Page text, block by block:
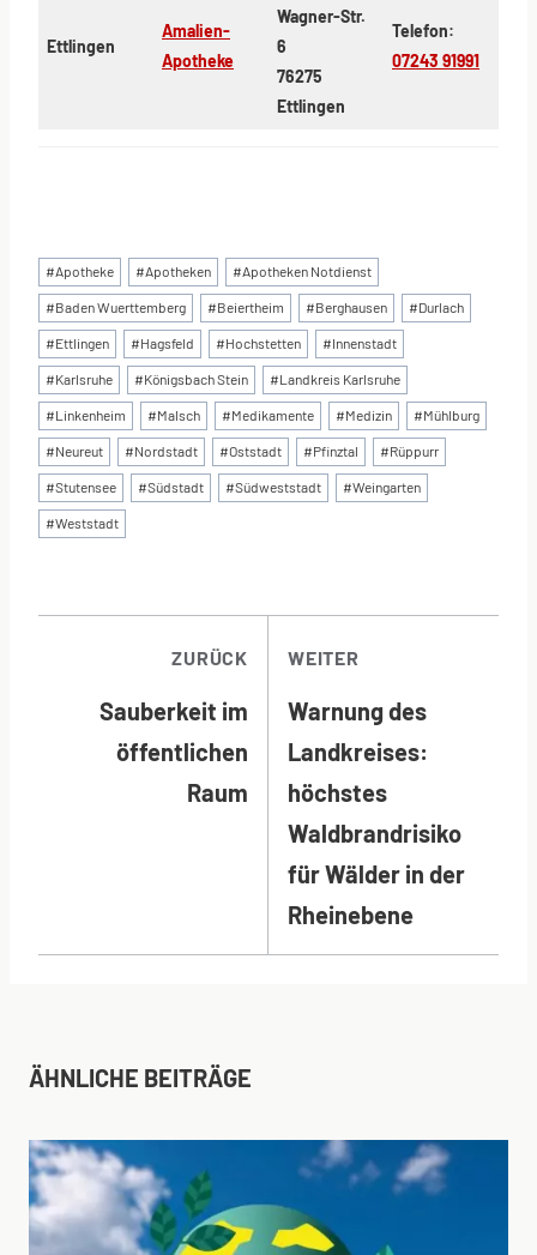
Ettlingen
Amalien-
Apotheke
Wagner-Str.
6
76275
Ettlingen
Telefon:
07243 91991
Schlagworte:
#Apotheke #Apotheken #Apotheken Notdienst
#Baden Wuerttemberg #Beiertheim #Berghausen #Durlach
#Ettlingen #Hagsfeld #Hochstetten #Innenstadt
#Karlsruhe #Königsbach Stein #Landkreis Karlsruhe
#Linkenheim #Malsch #Medikamente #Medizin #Mühlburg
#Neureut #Nordstadt #Oststadt #Pfinztal #Rüppurr
#Stutensee #Südstadt #Südweststadt #Weingarten
#Weststadt
ZURÜCK
Sauberkeit im
öffentlichen
Raum
WEITER
Warnung des
Landkreises:
höchstes
Waldbrandrisiko
für Wälder in der
Rheinebene
ÄHNLICHE BEITRÄGE